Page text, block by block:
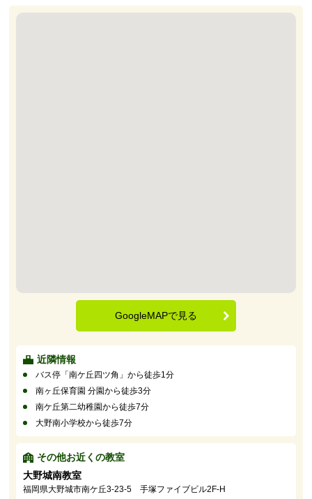
GoogleMAPで見る
近隣情報
バス停「南ケ丘四ツ角」から徒歩1分
南ヶ丘保育園 分園から徒歩3分
南ケ丘第二幼稚園から徒歩7分
大野南小学校から徒歩7分
その他お近くの教室
大野城南教室
福岡県大野城市南ケ丘3-23-5 手塚ファイブビル2F-H